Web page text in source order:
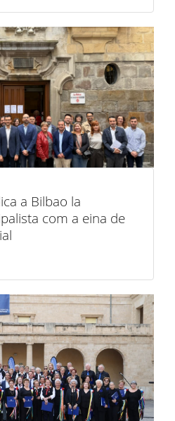
a Bilbao la
com a eina de